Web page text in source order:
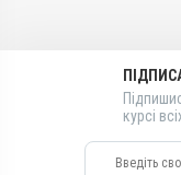
Види
ВРХ
курсі